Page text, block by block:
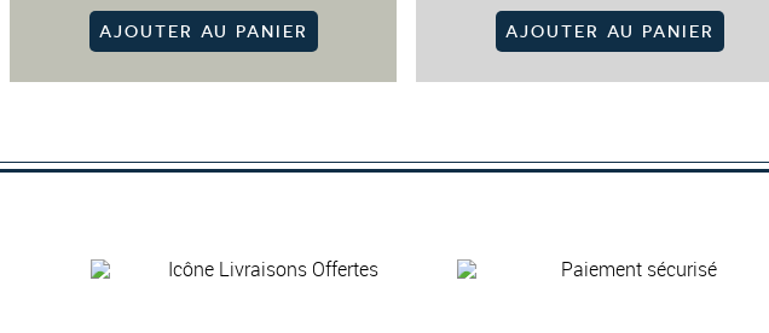
AJOUTER AU PANIER AJOUTER AU PANIER